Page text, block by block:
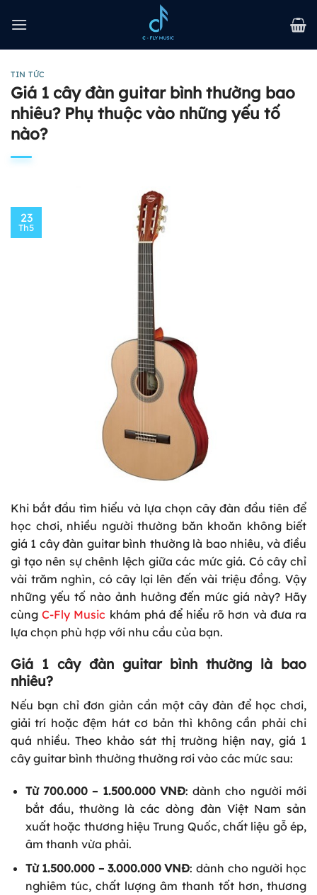
qua
TIN TỨC
Giá 1 cây đàn guitar bình thường bao
nhiêu? Phụ thuộc vào những yếu tố
nào?
23
Th5
Khi bắt đầu tìm hiểu và lựa chọn cây đàn đầu tiên để
học chơi, nhiều người thường băn khoăn không biết
giá 1 cây đàn guitar bình thường là bao nhiêu, và điều
gì tạo nên sự chênh lệch giữa các mức giá. Có cây chỉ
vài trăm nghìn, có cây lại lên đến vài triệu đồng. Vậy
những yếu tố nào ảnh hưởng đến mức giá này? Hãy
cùngC-Fly Music khám phá để hiểu rõ hơn và đưa ra
lựa chọn phù hợp với nhu cầu của bạn.
Giá 1 cây đàn guitar bình thường là bao
nhiêu?
Nếu bạn chỉ đơn giản cần một cây đàn để học chơi,
giải trí hoặc đệm hát cơ bản thì không cần phải chi
quá nhiều. Theo khảo sát thị trường hiện nay, giá 1
cây guitar bình thường thường rơi vào các mức sau:
Từ 700.000 – 1.500.000 VNĐ: dành cho người mới
bắt đầu, thường là các dòng đàn Việt Nam sản
xuất hoặc thương hiệu Trung Quốc, chất liệu gỗ ép,
âm thanh vừa phải.
Từ 1.500.000 – 3.000.000 VNĐ: dành cho người học
nghiêm túc, chất lượng âm thanh tốt hơn, thương